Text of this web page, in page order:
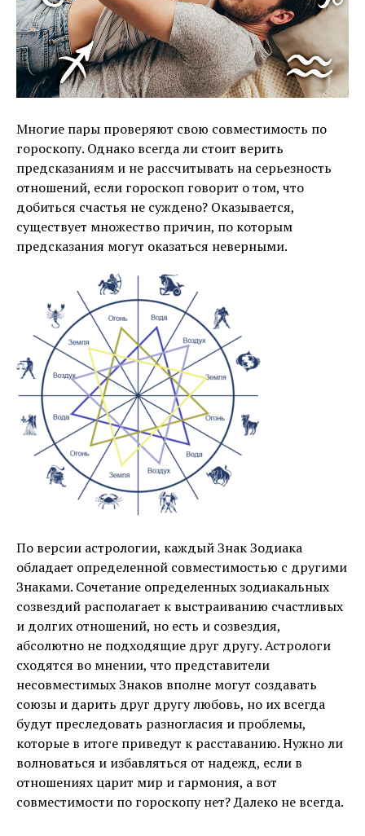
Многие пары проверяют свою совместимость по
гороскопу. Однако всегда ли стоит верить
предсказаниям и не рассчитывать на серьезность
отношений, если гороскоп говорит о том, что
добиться счастья не суждено? Оказывается,
существует множество причин, по которым
предсказания могут оказаться неверными.
По версии астрологии, каждый Знак Зодиака
обладает определенной совместимостью с другими
Знаками. Сочетание определенных зодиакальных
созвездий располагает к выстраиванию счастливых
и долгих отношений, но есть и созвездия,
абсолютно не подходящие друг другу. Астрологи
сходятся во мнении, что представители
несовместимых Знаков вполне могут создавать
союзы и дарить друг другу любовь, но их всегда
будут преследовать разногласия и проблемы,
которые в итоге приведут к расставанию. Нужно ли
волноваться и избавляться от надежд, если в
отношениях царит мир и гармония, а вот
совместимости по гороскопу нет? Далеко не всегда.